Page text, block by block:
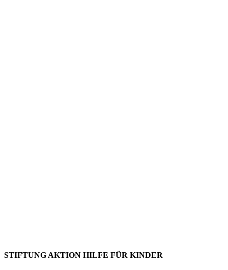
STIFTUNG AKTION HILFE FÜR KINDER